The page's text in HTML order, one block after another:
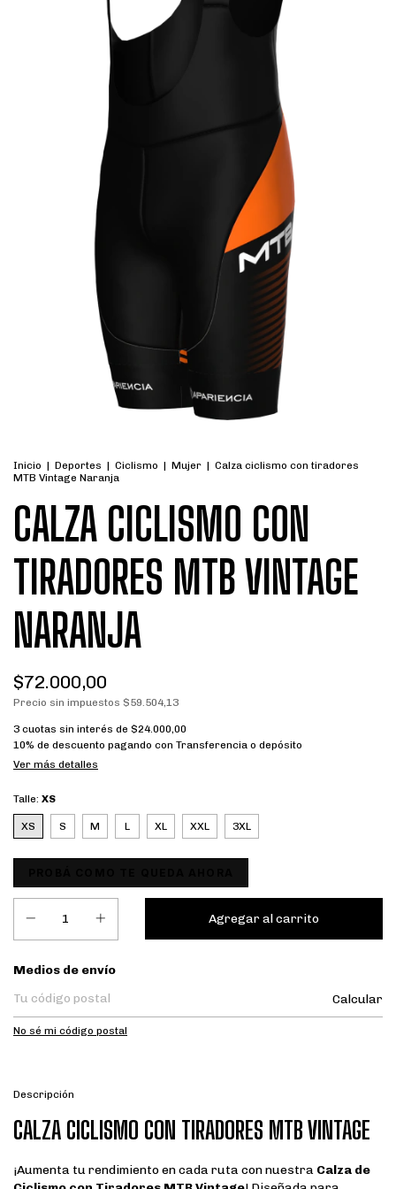
Inicio | Deportes | Ciclismo | Mujer | Calza ciclismo con tiradores
MTB Vintage Naranja
CALZA CICLISMO CON
TIRADORES MTB VINTAGE
NARANJA
$72.000,00
Precio sin impuestos $59.504,13
3 cuotas sin interés de $24.000,00
10% de descuento pagando con Transferencia o depósito
Ver más detalles
Talle: XS
XS S M L XL XXL 3XL
Entregas para el CP:
Medios de envío
Calcular
No sé mi código postal
Descripción
CALZA CICLISMO CON TIRADORES MTB VINTAGE
¡Aumenta tu rendimiento en cada ruta con nuestra Calza de